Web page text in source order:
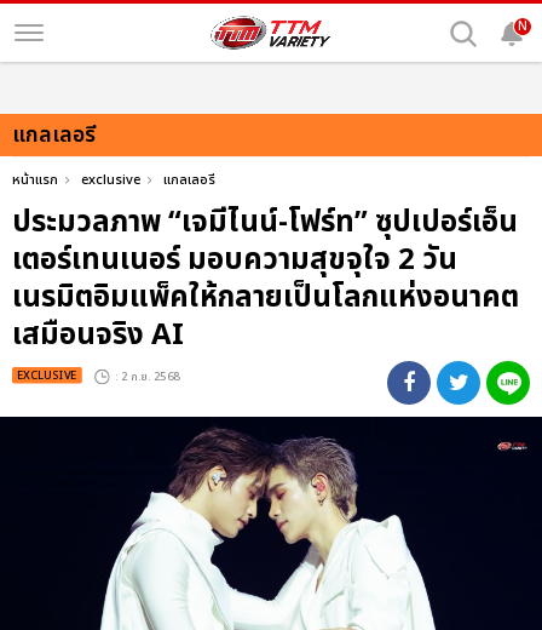
N
แกลเลอรี
หน้าแรก exclusive แกลเลอรี
ประมวลภาพ “เจมีไนน์-โฟร์ท” ซุปเปอร์เอ็น
เตอร์เทนเนอร์ มอบความสุขจุใจ 2 วัน
เนรมิตอิมแพ็คให้กลายเป็นโลกแห่งอนาคต
เสมือนจริง AI
EXCLUSIVE : 2 ก.ย. 2568